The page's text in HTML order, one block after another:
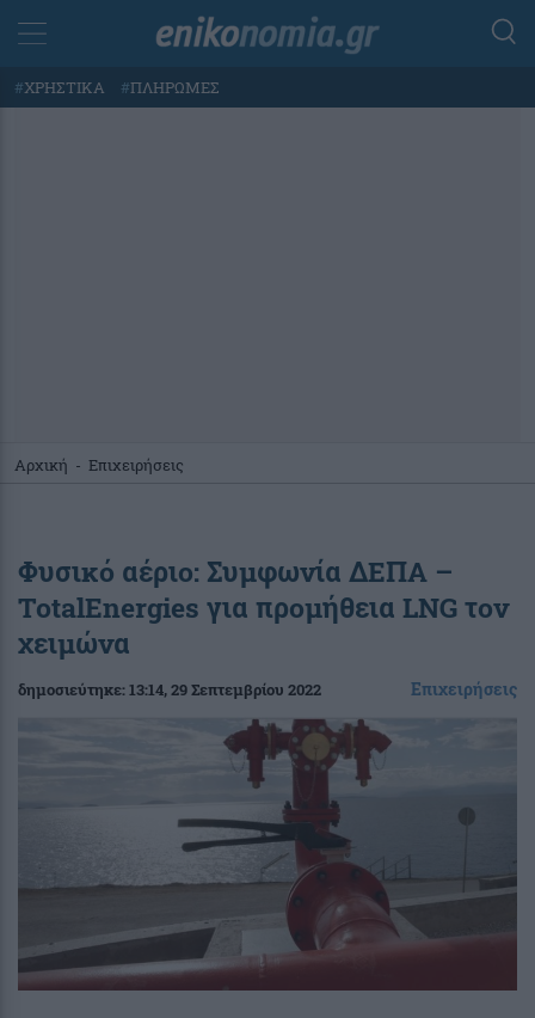
#ΧΡΗΣΤΙΚΑ #ΠΛΗΡΩΜΕΣ
Αρχική - Επιχειρήσεις
Φυσικό αέριο: Συμφωνία ΔΕΠΑ –
TotalEnergies για προμήθεια LNG τον
χειμώνα
δημοσιεύτηκε:13:14, 29 Σεπτεμβρίου 2022 Επιχειρήσεις